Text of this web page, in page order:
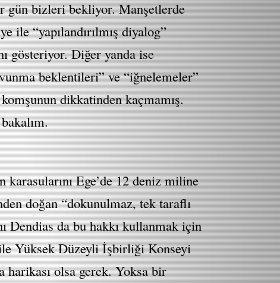
gün bizleri bekliyor. Manşetlerde
ile “yapılandırılmış diyalog”
gösteriyor. Diğer yanda ise
beklentileri” ve “iğnelemeler”
dikkatinden kaçmamış.
karasularını Ege’de 12 deniz miline
doğan “dokunulmaz, tek taraflı
Dendias da bu hakkı kullanmak için
Yüksek Düzeyli İşbirliği Konseyi
harikası olsa gerek. Yoksa bir